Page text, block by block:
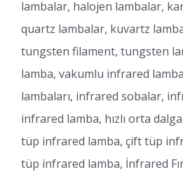
lambalar, halojen lambalar,
quartz lambalar, kuvartz
tungsten filament, tungsten
lamba, vakumlu infrared
lambaları, infrared sobalar,
infrared lamba, hızlı orta
tüp infrared lamba, çift tüp
tüp infrared lamba, İnfrared